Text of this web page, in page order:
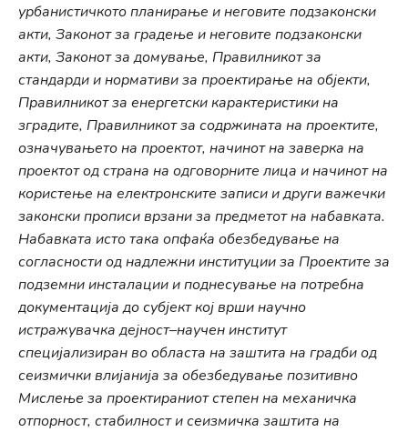
урбанистичкото планирање и неговите подзаконски
акти, Законот за градење и неговите подзаконски
акти, Законот за домување, Правилникот за
стандарди и нормативи за проектирање на објекти,
Правилникот за енергетски карактеристики на
зградите, Правилникот за содржината на проектите,
означувањето на проектот, начинот на заверка на
проектот од страна на одговорните лица и начинот на
користење на електронските записи и други важечки
законски прописи врзани за предметот на набавката.
Набавката исто така опфаќа обезбедување на
согласности од надлежни институции за Проектите за
подземни инсталации и поднесување на потребна
документација до субјект кој врши научно
истражувачка дејност–научен институт
специјализиран во областа на заштита на градби од
сеизмички влијанија за обезбедување позитивно
Мислење за проектираниот степен на механичка
отпорност, стабилност и сеизмичка заштита на